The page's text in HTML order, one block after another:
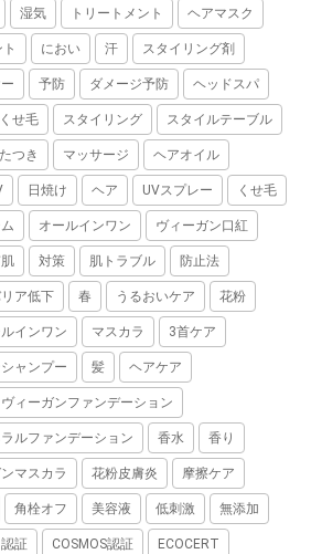
湿気 トリートメント ヘアマスク
におい 汗 スタイリング剤
予防 ダメージ予防 ヘッドスパ
せ毛 スタイリング スタイルテーブル
つき マッサージ ヘアオイル
日焼け ヘア UVスプレー くせ毛
オールインワン ヴィーガン口紅
対策 肌トラブル 防止法
ア低下 春 うるおいケア 花粉
インワン マスカラ 3首ケア
ャンプー 髪 ヘアケア
ヴィーガンファンデーション
ラルファンデーション 香水 香り
マスカラ 花粉皮膚炎 摩擦ケア
角栓オフ 美容液 低刺激 無添加
証 COSMOS認証 ECOCERT